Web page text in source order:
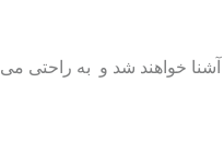
آشنا خواهند شد و به راحتی می